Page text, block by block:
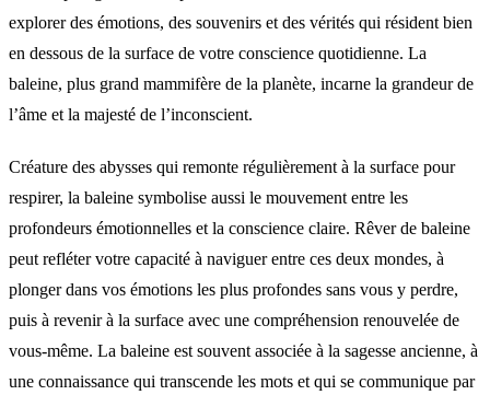
explorer des émotions, des souvenirs et des vérités qui résident bien
en dessous de la surface de votre conscience quotidienne. La
baleine, plus grand mammifère de la planète, incarne la grandeur de
l’âme et la majesté de l’inconscient.
Créature des abysses qui remonte régulièrement à la surface pour
respirer, la baleine symbolise aussi le mouvement entre les
profondeurs émotionnelles et la conscience claire. Rêver de baleine
peut refléter votre capacité à naviguer entre ces deux mondes, à
plonger dans vos émotions les plus profondes sans vous y perdre,
puis à revenir à la surface avec une compréhension renouvelée de
vous-même. La baleine est souvent associée à la sagesse ancienne, à
une connaissance qui transcende les mots et qui se communique par